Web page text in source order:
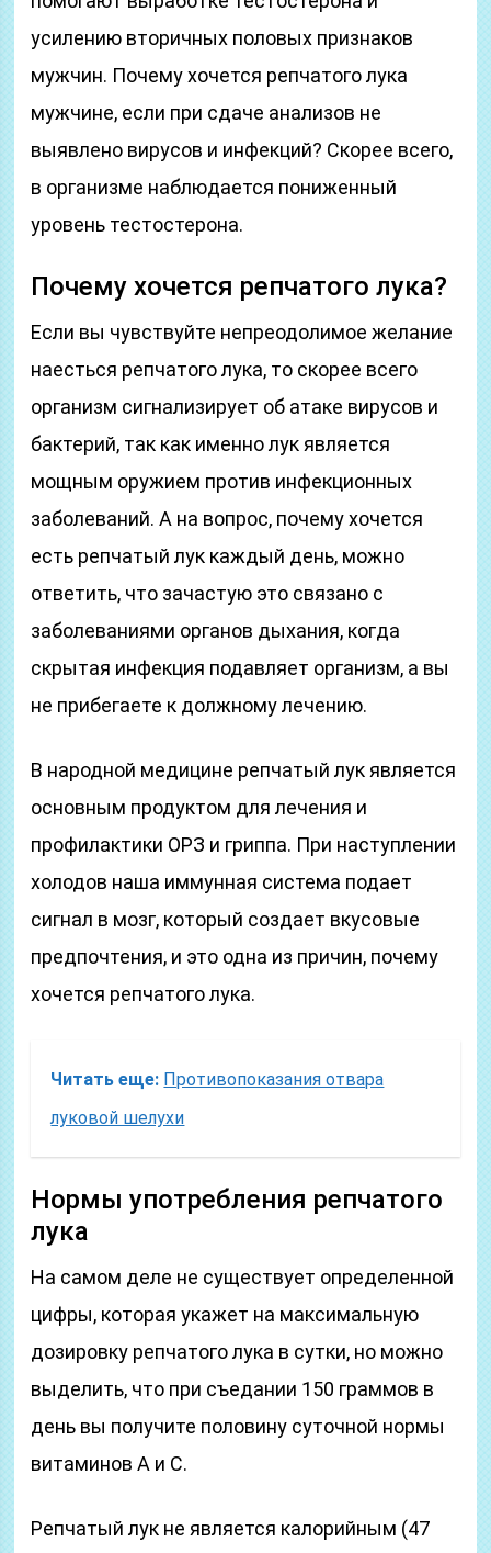
усилению вторичных половых признаков
мужчин. Почему хочется репчатого лука
мужчине, если при сдаче анализов не
выявлено вирусов и инфекций? Скорее всего,
в организме наблюдается пониженный
уровень тестостерона.
Почему хочется репчатого лука?
Если вы чувствуйте непреодолимое желание
наесться репчатого лука, то скорее всего
организм сигнализирует об атаке вирусов и
бактерий, так как именно лук является
мощным оружием против инфекционных
заболеваний. А на вопрос, почему хочется
есть репчатый лук каждый день, можно
ответить, что зачастую это связано с
заболеваниями органов дыхания, когда
скрытая инфекция подавляет организм, а вы
не прибегаете к должному лечению.
В народной медицине репчатый лук является
основным продуктом для лечения и
профилактики ОРЗ и гриппа. При наступлении
холодов наша иммунная система подает
сигнал в мозг, который создает вкусовые
предпочтения, и это одна из причин, почему
хочется репчатого лука.
Читать еще: Противопоказания отвара
луковой шелухи
Нормы употребления репчатого
лука
На самом деле не существует определенной
цифры, которая укажет на максимальную
дозировку репчатого лука в сутки, но можно
выделить, что при съедании 150 граммов в
день вы получите половину суточной нормы
витаминов А и С.
Репчатый лук не является калорийным (47